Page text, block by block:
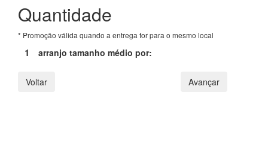
Quantidade
* Promoção válida quando a entrega for para o mesmo local
arranjo tamanho médio por:
Voltar Avançar